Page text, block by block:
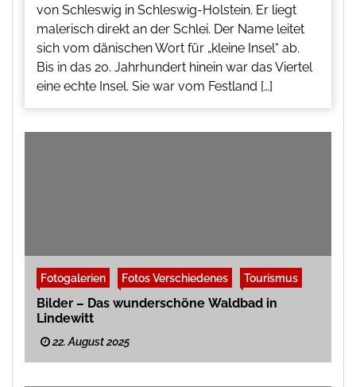
von Schleswig in Schleswig-Holstein. Er liegt
malerisch direkt an der Schlei. Der Name leitet
sich vom dänischen Wort für „kleine Insel“ ab.
Bis in das 20. Jahrhundert hinein war das Viertel
eine echte Insel. Sie war vom Festland […]
Fotogalerien Fotos Verschiedenes Tourismus
Bilder – Das wunderschöne Waldbad in
Lindewitt
22. August 2025